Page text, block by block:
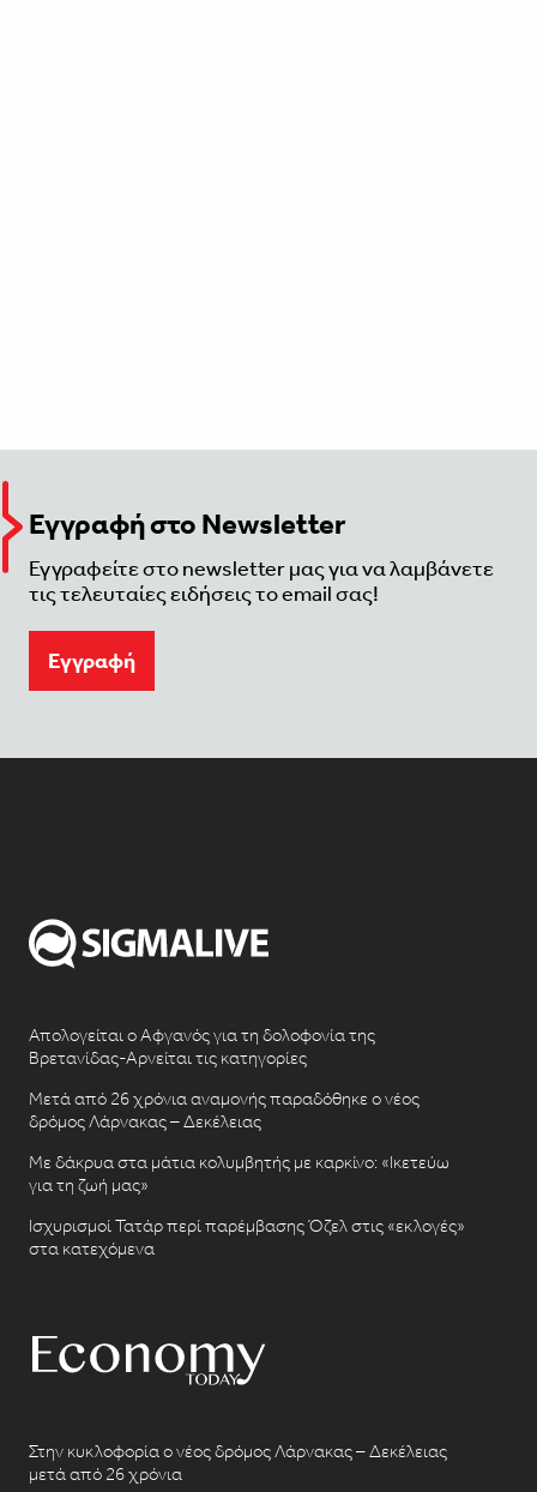
Εγγραφή στο Newsletter
Εγγραφείτε στο newsletter μας για να λαμβάνετε
τις τελευταίες ειδήσεις το email σας!
Eγγραφή
Απολογείται ο Αφγανός για τη δολοφονία της
Βρετανίδας-Αρνείται τις κατηγορίες
Μετά από 26 χρόνια αναμονής παραδόθηκε ο νέος
δρόμος Λάρνακας – Δεκέλειας
Με δάκρυα στα μάτια κολυμβητής με καρκίνο: «Ικετεύω
για τη ζωή μας»
Ισχυρισμοί Τατάρ περί παρέμβασης Όζελ στις «εκλογές»
στα κατεχόμενα
Στην κυκλοφορία ο νέος δρόμος Λάρνακας – Δεκέλειας
μετά από 26 χρόνια